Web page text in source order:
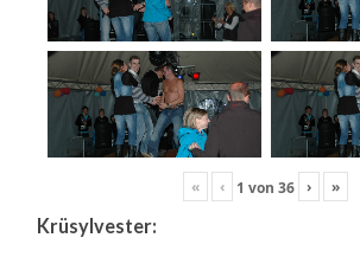
« ‹ 1 von36 › »
Krüsylvester: